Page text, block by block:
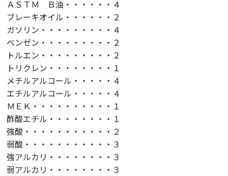
ＡＳＴＭ Ｂ油・・・・・・４
ブレーキオイル・・・・・・２
ガソリン・・・・・・・・・４
ベンゼン・・・・・・・・・２
トルエン・・・・・・・・・２
トリクレン・・・・・・・・１
メチルアルコール・・・・・４
エチルアルコール・・・・・４
ＭＥＫ・・・・・・・・・・１
酢酸エチル・・・・・・・・１
強酸・・・・・・・・・・・２
弱酸・・・・・・・・・・・３
強アルカリ・・・・・・・・３
弱アルカリ・・・・・・・・３